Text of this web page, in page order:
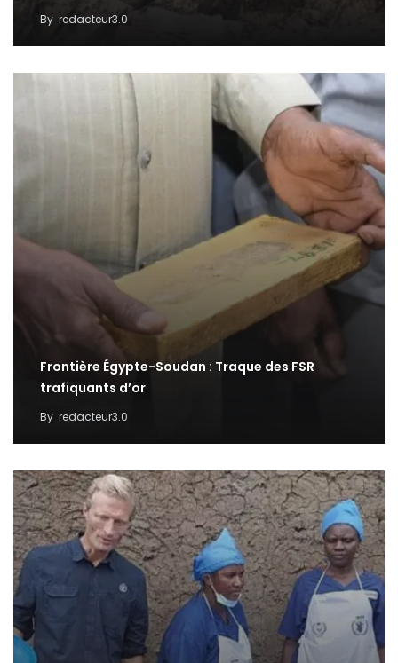
By redacteur3.0
Frontière Égypte-Soudan : Traque des FSR
trafiquants d’or
By redacteur3.0